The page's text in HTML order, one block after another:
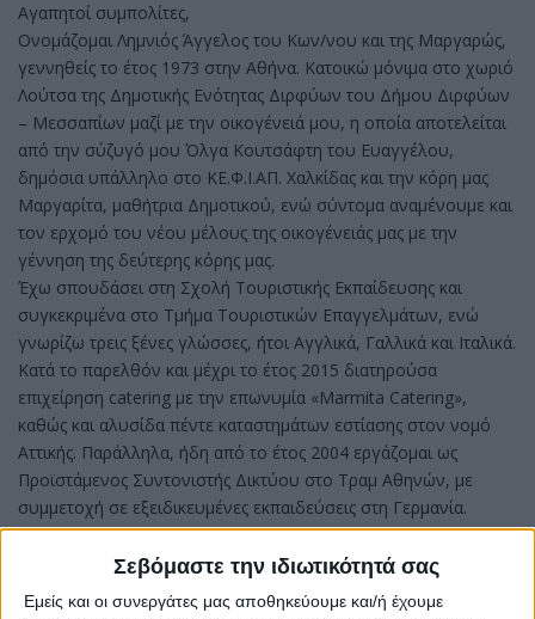
Σεβόμαστε την ιδιωτικότητά σας
Εμείς και οι συνεργάτες μας αποθηκεύουμε και/ή έχουμε
Αγαπητοί συμπολίτες,
Ονομάζομαι Λημνιός Άγγελος του Κων/νου και της Μαργαρώς,
γεννηθείς το έτος 1973 στην Αθήνα. Κατοικώ μόνιμα στο χωριό
Λούτσα της Δημοτικής Ενότητας Διρφύων του Δήμου Διρφύων
– Μεσσαπίων μαζί με την οικογένειά μου, η οποία αποτελείται
από την σύζυγό μου Όλγα Κουτσάφτη του Ευαγγέλου,
δημόσια υπάλληλο στο ΚΕ.Φ.Ι.ΑΠ. Χαλκίδας και την κόρη μας
Μαργαρίτα, μαθήτρια Δημοτικού, ενώ σύντομα αναμένουμε και
τον ερχομό του νέου μέλους της οικογένειάς μας με την
γέννηση της δεύτερης κόρης μας.
Έχω σπουδάσει στη Σχολή Τουριστικής Εκπαίδευσης και
συγκεκριμένα στο Τμήμα Τουριστικών Επαγγελμάτων, ενώ
γνωρίζω τρεις ξένες γλώσσες, ήτοι Αγγλικά, Γαλλικά και Ιταλικά.
Κατά το παρελθόν και μέχρι το έτος 2015 διατηρούσα
επιχείρηση catering με την επωνυμία «Marmita Catering»,
καθώς και αλυσίδα πέντε καταστημάτων εστίασης στον νομό
Αττικής. Παράλληλα, ήδη από το έτος 2004 εργάζομαι ως
Προϊστάμενος Συντονιστής Δικτύου στο Τραμ Αθηνών, με
συμμετοχή σε εξειδικευμένες εκπαιδεύσεις στη Γερμανία.
Στις επερχόμενες αυτοδιοικητικές εκλογές, έχοντας υψηλό
αίσθημα ευθύνης συστρατεύομαι με τον Συνδυασμό ΔΗΜ.Ο.Σ.
με επικεφαλής τον νυν Δήμαρχό μας κ. Ψαθά Γεώργιο και θέτω